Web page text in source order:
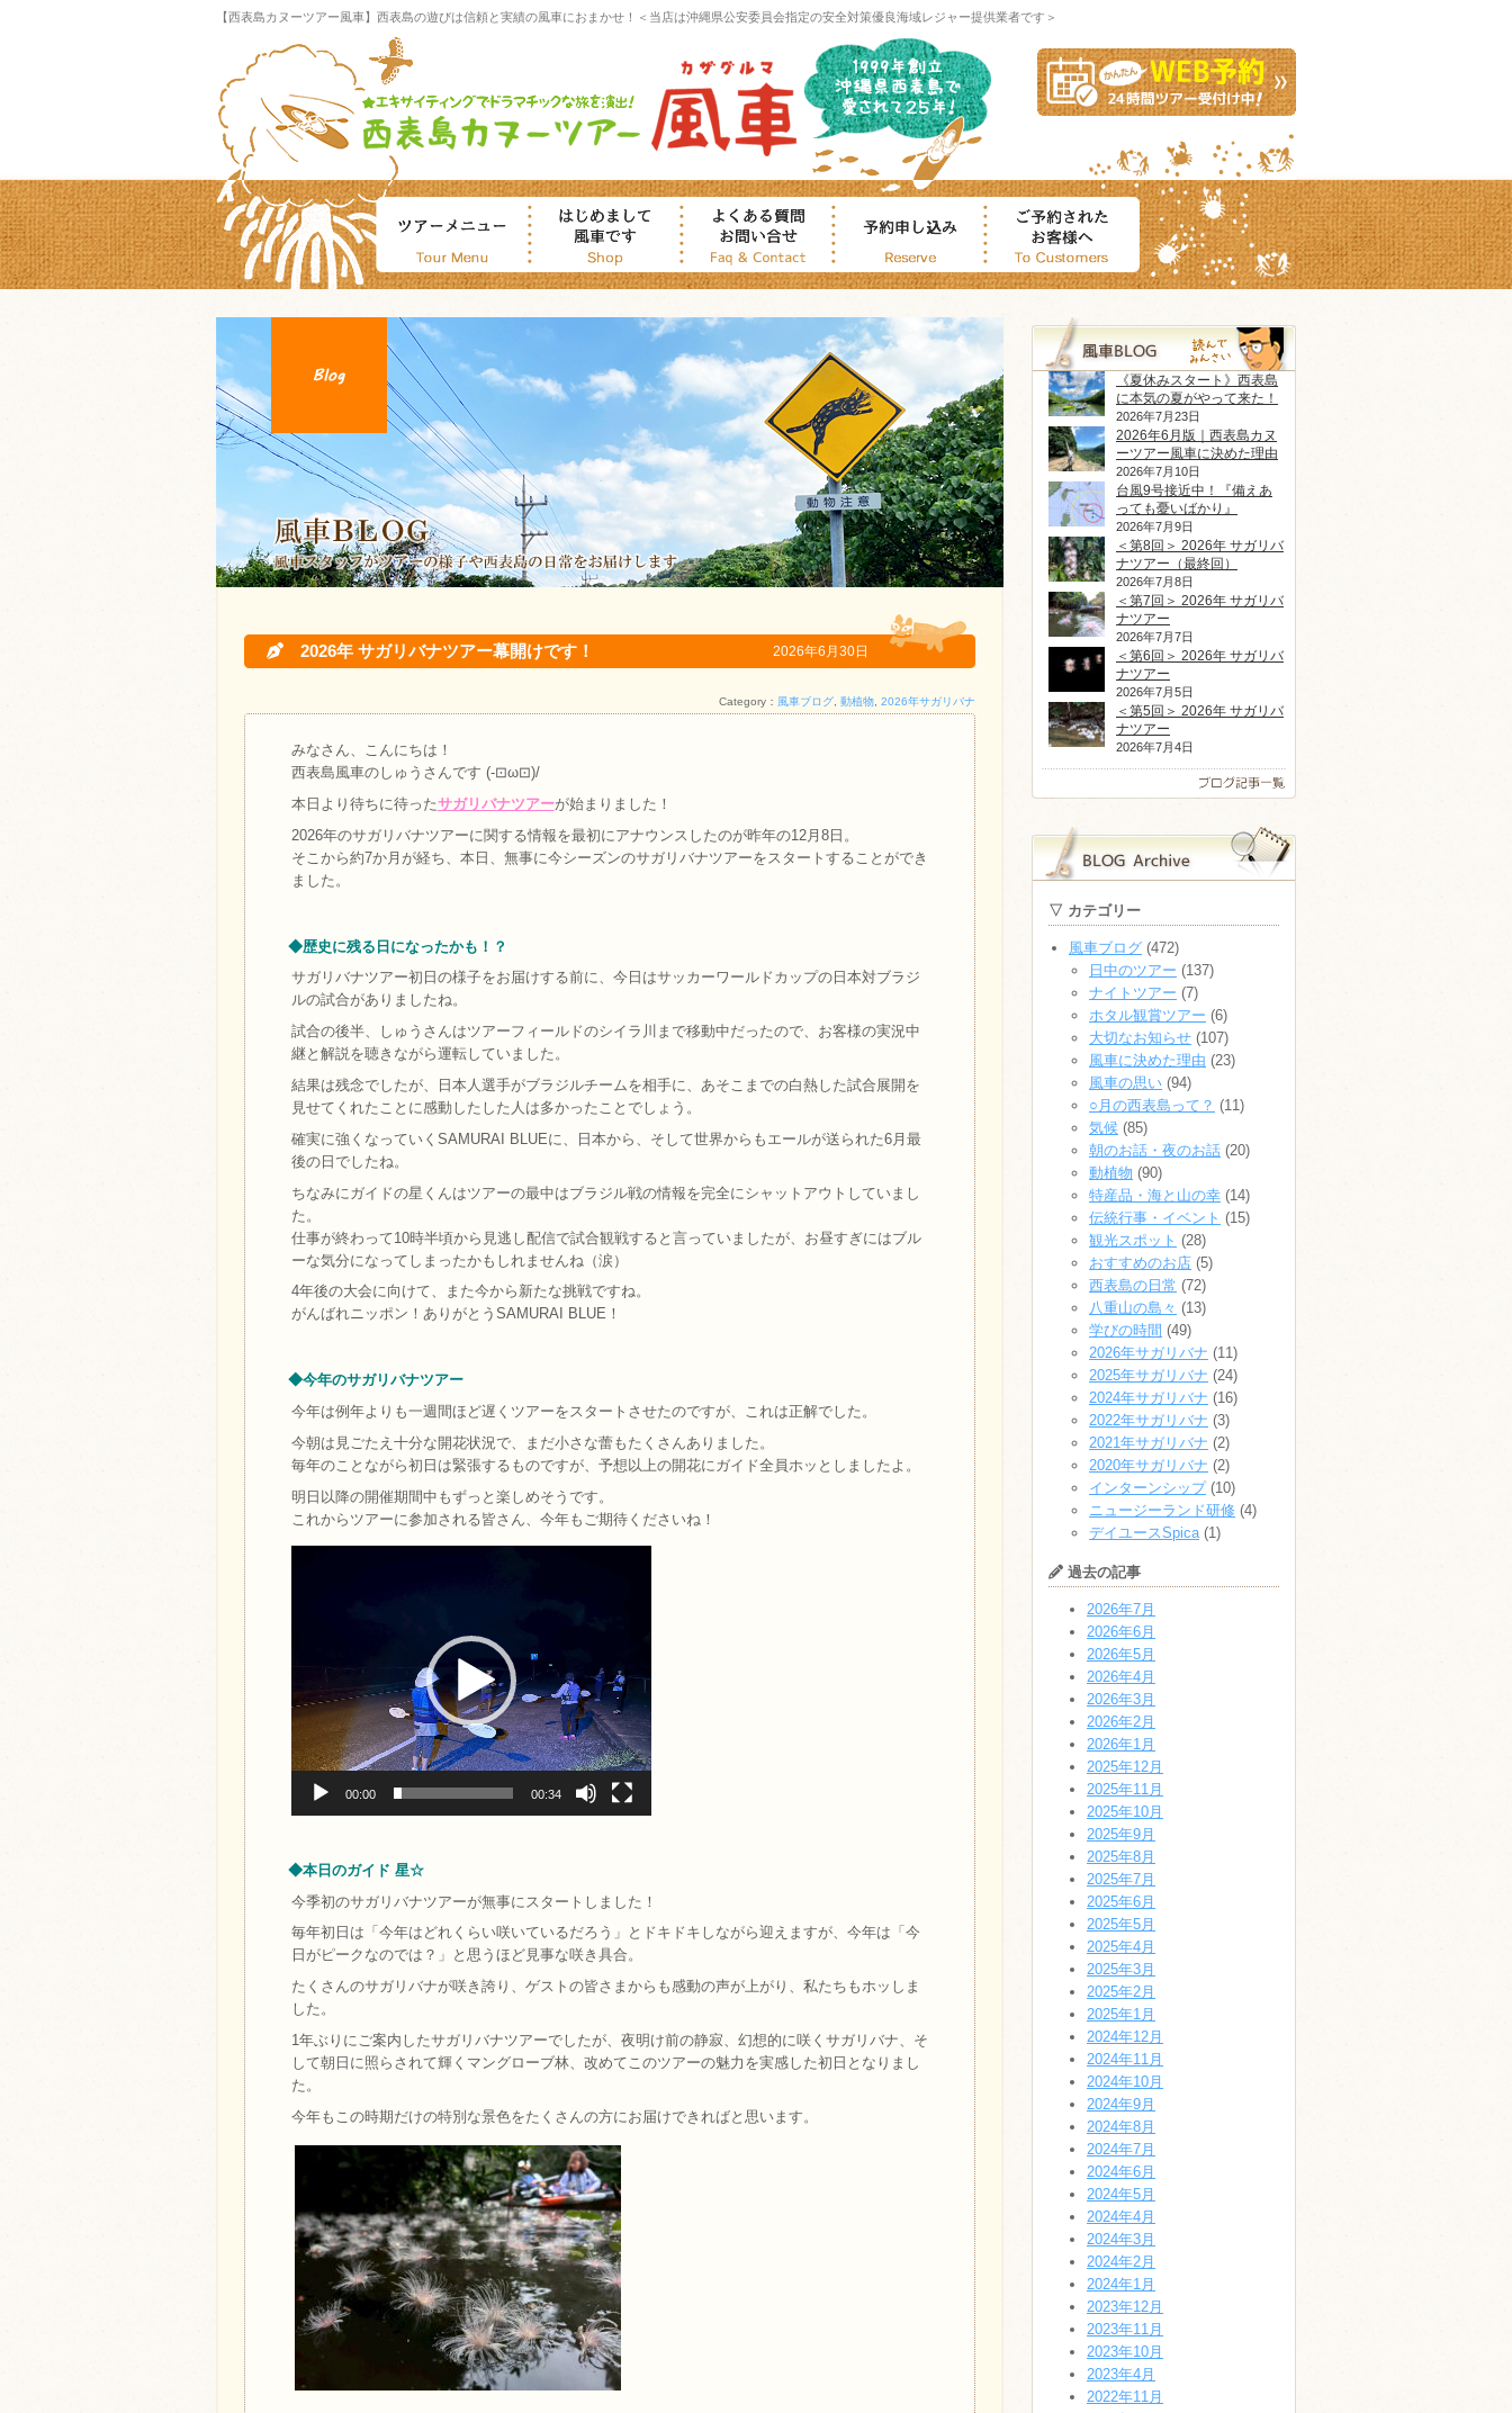
【西表島カヌーツアー風車】西表島の遊びは信頼と実績の風車におまかせ！＜当店は沖縄県公安委員会指定の安全対策優良海域レジャー提供業者です＞
2026年 サガリバナツアー幕開けです！ 2026年6月30日
Category： 風車ブログ 動植物 2026年サガリバナ
みなさん、こんにちは！
西表島風車のしゅうさんです (-⊡ω⊡)/
本日より待ちに待ったサガリバナツアーが始まりました！
2026年のサガリバナツアーに関する情報を最初にアナウンスしたのが昨年の12月8日。
そこから約7か月が経ち、本日、無事に今シーズンのサガリバナツアーをスタートすることができ
ました。
◆歴史に残る日になったかも！？
サガリバナツアー初日の様子をお届けする前に、今日はサッカーワールドカップの日本対ブラジ
ルの試合がありましたね。
試合の後半、しゅうさんはツアーフィールドのシイラ川まで移動中だったので、お客様の実況中
継と解説を聴きながら運転していました。
結果は残念でしたが、日本人選手がブラジルチームを相手に、あそこまでの白熱した試合展開を
見せてくれたことに感動したした人は多かったことでしょう。
確実に強くなっていくSAMURAI BLUEに、日本から、そして世界からもエールが送られた6月最
後の日でしたね。
ちなみにガイドの星くんはツアーの最中はブラジル戦の情報を完全にシャットアウトしていまし
た。
仕事が終わって10時半頃から見逃し配信で試合観戦すると言っていましたが、お昼すぎにはブル
ーな気分になってしまったかもしれませんね（涙）
4年後の大会に向けて、また今から新たな挑戦ですね。
がんばれニッポン！ありがとうSAMURAI BLUE！
◆今年のサガリバナツアー
今年は例年よりも一週間ほど遅くツアーをスタートさせたのですが、これは正解でした。
今朝は見ごたえ十分な開花状況で、まだ小さな蕾もたくさんありました。
毎年のことながら初日は緊張するものですが、予想以上の開花にガイド全員ホッとしましたよ。
明日以降の開催期間中もずっと楽しめそうです。
これからツアーに参加される皆さん、今年もご期待くださいね！
ー
00:00 00:34
◆本日のガイド 星☆
今季初のサガリバナツアーが無事にスタートしました！
毎年初日は「今年はどれくらい咲いているだろう」とドキドキしながら迎えますが、今年は「今
日がピークなのでは？」と思うほど見事な咲き具合。
たくさんのサガリバナが咲き誇り、ゲストの皆さまからも感動の声が上がり、私たちもホッしま
した。
1年ぶりにご案内したサガリバナツアーでしたが、夜明け前の静寂、幻想的に咲くサガリバナ、そ
して朝日に照らされて輝くマングローブ林、改めてこのツアーの魅力を実感した初日となりまし
た。
今年もこの時期だけの特別な景色をたくさんの方にお届けできればと思います。
《夏休みスタート》西表島
に本気の夏がやって来た！
2026年7月23日
2026年6月版｜西表島カヌ
ーツアー風車に決めた理由
2026年7月10日
台風9号接近中！『備えあ
っても憂いばかり』
2026年7月9日
＜第8回＞ 2026年 サガリバ
ナツアー（最終回）
2026年7月8日
＜第7回＞ 2026年 サガリバ
ナツアー
2026年7月7日
＜第6回＞ 2026年 サガリバ
ナツアー
2026年7月5日
＜第5回＞ 2026年 サガリバ
ナツアー
2026年7月4日
▽ カテゴリー
風車ブログ (472)
日中のツアー (137)
ナイトツアー (7)
ホタル観賞ツアー (6)
大切なお知らせ (107)
風車に決めた理由 (23)
風車の思い (94)
○月の西表島って？ (11)
気候 (85)
朝のお話・夜のお話 (20)
動植物 (90)
特産品・海と山の幸 (14)
伝統行事・イベント (15)
観光スポット (28)
おすすめのお店 (5)
西表島の日常 (72)
八重山の島々 (13)
学びの時間 (49)
2026年サガリバナ (11)
2025年サガリバナ (24)
2024年サガリバナ (16)
2022年サガリバナ (3)
2021年サガリバナ (2)
2020年サガリバナ (2)
インターンシップ(10)
ニュージーランド研修 (4)
デイユースSpica(1)
過去の記事
2026年7月
2026年6月
2026年5月
2026年4月
2026年3月
2026年2月
2026年1月
2025年12月
2025年11月
2025年10月
2025年9月
2025年8月
2025年7月
2025年6月
2025年5月
2025年4月
2025年3月
2025年2月
2025年1月
2024年12月
2024年11月
2024年10月
2024年9月
2024年8月
2024年7月
2024年6月
2024年5月
2024年4月
2024年3月
2024年2月
2024年1月
2023年12月
2023年11月
2023年10月
2023年4月
2022年11月